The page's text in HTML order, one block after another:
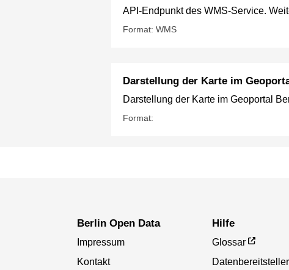
API-Endpunkt des WMS-Service.
Format: WMS
Darstellung der Karte im
Darstellung der Karte im Geoportal
Format:
Berlin Open Data
Impressum
Kontakt
Hilfe
Glossar
Datenbereitsteller